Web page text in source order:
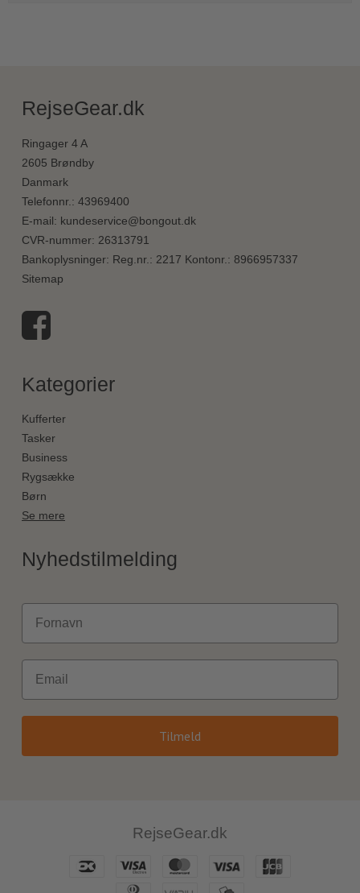
RejseGear.dk
Ringager 4 A
2605 Brøndby
Danmark
Telefonnr. : 43969400
E-mail: kundeservice@bongout.dk
CVR-nummer: 26313791
Bankoplysninger: Reg.nr.: 2217 Kontonr.: 8966957337
Sitemap
Kategorier
Kufferter
Tasker
Business
Rygsække
Børn
Se mere
Nyhedstilmelding
Fornavn
Email
Tilmeld
RejseGear.dk